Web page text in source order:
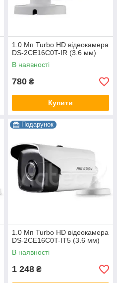
1.0 Мп Turbo HD відеокамера
DS-2CE16C0T-IR (3.6 мм)
В наявності
780 ₴
Купити
Подарунок
1.0 Мп Turbo HD відеокамера
DS-2CE16C0T-IT5 (3.6 мм)
В наявності
1 248 ₴